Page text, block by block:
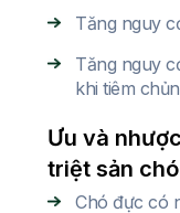
Tăng nguy
Tăng nguy
khi tiêm
Ưu và
triệt sản
Chó đực có